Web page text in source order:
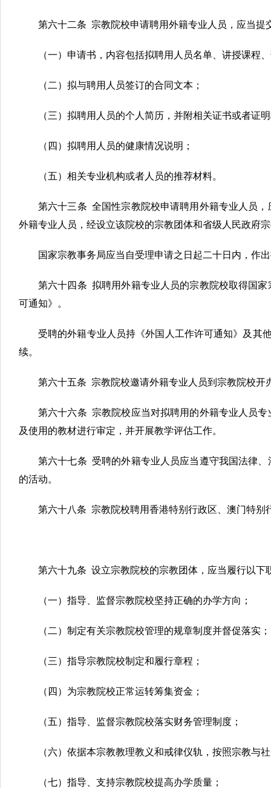
第六十二条 宗教院校申请聘用外籍专业人员，应当提
（一）申请书，内容包括拟聘用人员名单、讲授课程
（二）拟与聘用人员签订的合同文本；
（三）拟聘用人员的个人简历，并附相关证书或者证
（四）拟聘用人员的健康情况说明；
（五）相关专业机构或者人员的推荐材料。
第六十三条 全国性宗教院校申请聘用外籍专业人员
外籍专业人员，经设立该院校的宗教团体和省级人民政府
国家宗教事务局应当自受理申请之日起二十日内，作
第六十四条 拟聘用外籍专业人员的宗教院校取得国
可通知》。
受聘的外籍专业人员持《外国人工作许可通知》及其
续。
第六十五条 宗教院校邀请外籍专业人员到宗教院校
第六十六条 宗教院校应当对拟聘用的外籍专业人员
及使用的教材进行审定，并开展教学评估工作。
第六十七条 受聘的外籍专业人员应当遵守我国法律
的活动。
第六十八条 宗教院校聘用香港特别行政区、澳门特
第六十九条 设立宗教院校的宗教团体，应当履行以下
（一）指导、监督宗教院校坚持正确的办学方向；
（二）制定有关宗教院校管理的规章制度并督促落实；
（三）指导宗教院校制定和履行章程；
（四）为宗教院校正常运转筹集资金；
（五）指导、监督宗教院校落实财务管理制度；
（六）依据本宗教教理教义和戒律仪轨，按照宗教与
（七）指导、支持宗教院校提高办学质量；